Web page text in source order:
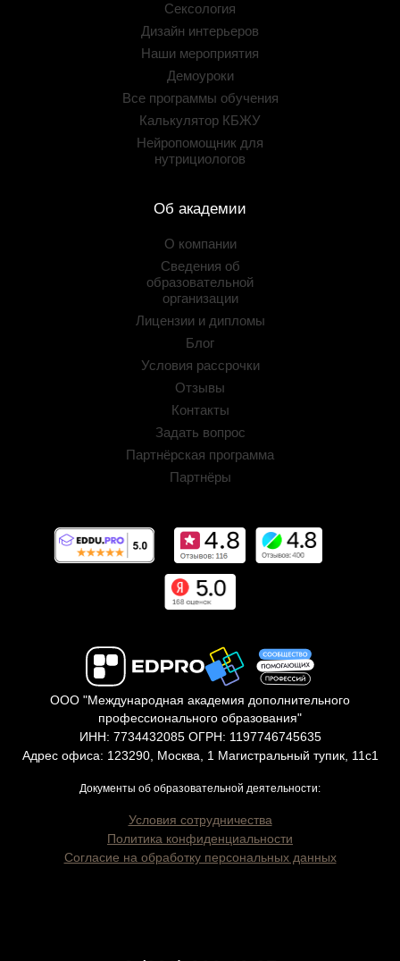
Сексология
Дизайн интерьеров
Наши мероприятия
Демоуроки
Все программы обучения
Калькулятор КБЖУ
Нейропомощник для
нутрициологов
Об академии
О компании
Сведения об
образовательной
организации
Лицензии и дипломы
Блог
Условия рассрочки
Отзывы
Контакты
Задать вопрос
Партнёрская программа
Партнёры
ООО "Международная академия дополнительного
профессионального образования"
ИНН: 7734432085 ОГРН: 1197746745635
Адрес офиса: 123290, Москва, 1 Магистральный тупик, 11с1
Документы об образовательной деятельности:
Условия сотрудничества
Политика конфиденциальности
Согласие на обработку персональных данных